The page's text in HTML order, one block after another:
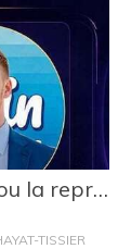
Financer et sécuriser la création ou la reprise d’entreprise à La Réunion et à Mayotte
TISSIER